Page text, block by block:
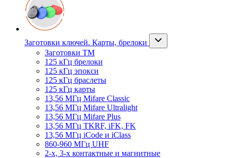
Заготовки ключей. Карты, брелоки
Заготовки ТМ
125 кГц брелоки
125 кГц эпокси
125 кГц браслеты
125 кГц карты
13,56 МГц Mifare Classic
13,56 МГц Mifare Ultralight
13,56 МГц Mifare Plus
13,56 МГц TKRF, iFK, FK
13,56 МГц iCode и iClass
860-960 МГц UHF
2-х, 3-х контактные и магнитные